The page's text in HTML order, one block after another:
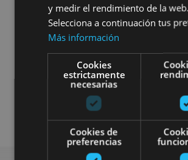
Plan disponible para todo el
y medir el rendimiento de la web.
Selecciona a continuación tus
Más información
Cookies
estrictamente
necesarias
Cookies de
preferencias